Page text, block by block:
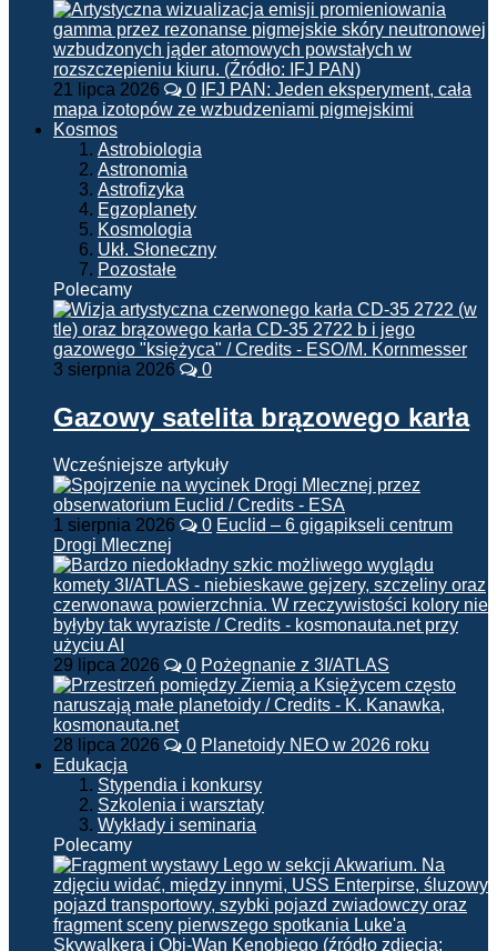
21 lipca 2026 0 IFJ PAN: Jeden eksperyment, cała
mapa izotopów ze wzbudzeniami pigmejskimi
Kosmos
Astrobiologia
Astronomia
Astrofizyka
Egzoplanety
Kosmologia
Ukł. Słoneczny
Pozostałe
Polecamy
3 sierpnia 2026 0
Gazowy satelita brązowego karła
Wcześniejsze artykuły
1 sierpnia 2026 0 Euclid – 6 gigapikseli centrum
Drogi Mlecznej
29 lipca 2026 0 Pożegnanie z 3I/ATLAS
28 lipca 2026 0 Planetoidy NEO w 2026 roku
Edukacja
Stypendia i konkursy
Szkolenia i warsztaty
Wykłady i seminaria
Polecamy